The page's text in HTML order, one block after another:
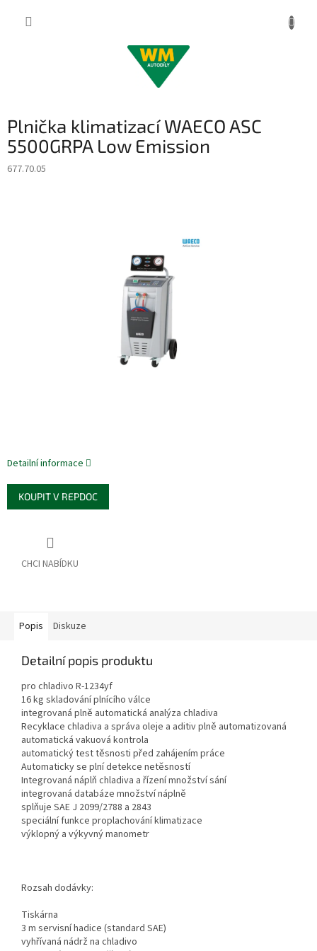
Plnička klimatizací WAECO ASC
5500GRPA Low Emission
677.70.05
Detailní informace
KOUPIT V REPDOC
Popis Diskuze
Detailní popis produktu
pro chladivo R-1234yf
16 kg skladování plnícího válce
integrovaná plně automatická analýza chladiva
Recyklace chladiva a správa oleje a aditiv plně automatizovaná
automatická vakuová kontrola
automatický test těsnosti před zahájením práce
Automaticky se plní detekce netěsností
Integrovaná náplň chladiva a řízení množství sání
integrovaná databáze množství náplně
splňuje SAE J 2099/2788 a 2843
speciální funkce proplachování klimatizace
výklopný a výkyvný manometr
Rozsah dodávky:
Tiskárna
3 m servisní hadice (standard SAE)
vyhřívaná nádrž na chladivo